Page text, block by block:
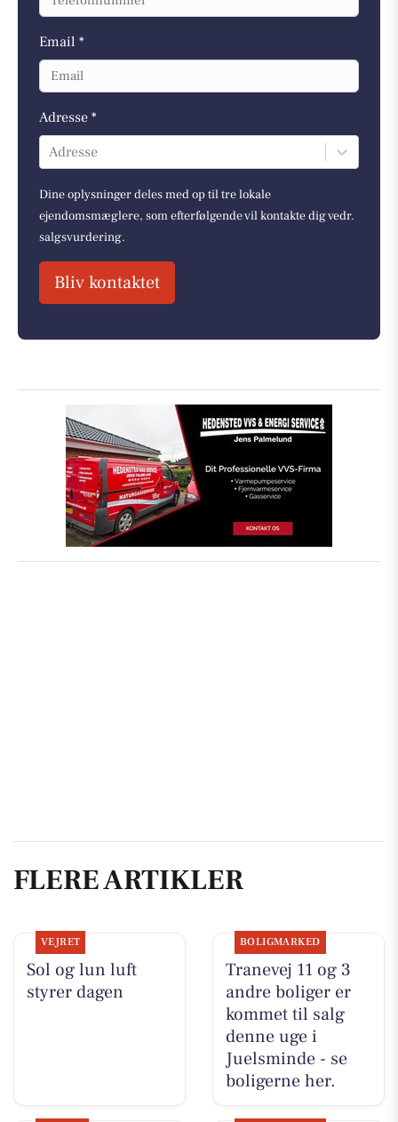
Email *
Adresse *
Adresse
Dine oplysninger deles med op til tre lokale
ejendomsmæglere, som efterfølgende vil kontakte dig vedr.
salgsvurdering.
Bliv kontaktet
FLERE ARTIKLER
VEJRET
Sol og lun luft
styrer dagen
BOLIGMARKED
Tranevej 11 og 3
andre boliger er
kommet til salg
denne uge i
Juelsminde - se
boligerne her.